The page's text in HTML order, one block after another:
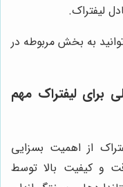
لیفتراک.
به بخش مربوطه در
برای لیفتراک مهم
از اهمیت بسزایی
و کیفیت بالا توسط